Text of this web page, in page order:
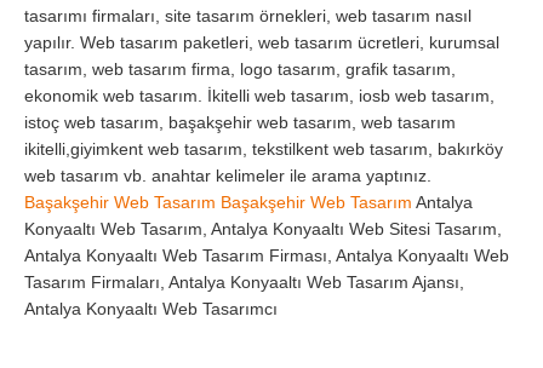
tasarımı firmaları, site tasarım örnekleri, web tasarım nasıl
yapılır. Web tasarım paketleri, web tasarım ücretleri, kurumsal
tasarım, web tasarım firma, logo tasarım, grafik tasarım,
ekonomik web tasarım. İkitelli web tasarım, iosb web tasarım,
istoç web tasarım, başakşehir web tasarım, web tasarım
ikitelli,giyimkent web tasarım, tekstilkent web tasarım, bakırköy
web tasarım vb. anahtar kelimeler ile arama yaptınız.
Başakşehir Web Tasarım Başakşehir Web Tasarım Antalya
Konyaaltı Web Tasarım, Antalya Konyaaltı Web Sitesi Tasarım,
Antalya Konyaaltı Web Tasarım Firması, Antalya Konyaaltı Web
Tasarım Firmaları, Antalya Konyaaltı Web Tasarım Ajansı,
Antalya Konyaaltı Web Tasarımcı